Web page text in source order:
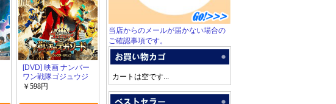
[DVD] 映画 ナンバー
ワン戦隊ゴジュウジ
ャー 復活のテガソー
￥598円
当店からのメールが届かない場合の
ご確認事項です。
カートは空です...